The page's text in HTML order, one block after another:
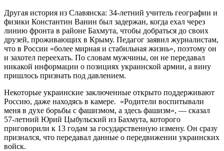
Другая история из Славянска: 34-летний учитель географии и
физики Константин Ванин был задержан, когда ехал через
линию фронта в районе Бахмута, чтобы добраться до своих
друзей, проживающих в Крыму. Педагог заявил журналистам,
что в России «более мирная и стабильная жизнь», поэтому он
и захотел переехать. По словам мужчины, он не передавал
никакой информации о позициях украинской армии, а вину
пришлось признать под давлением.
Некоторые украинские заключенные открыто поддерживают
Россию, даже находясь в камере. «Родители воспитывали
меня в духе борьбы с фашизмом, а здесь фашизм», — сказал
57-летний Юрий Цыбульский из Бахмута, которого
приговорили к 13 годам за государственную измену. Он сразу
признался, что передавал данные о передвижении украинских
войск.